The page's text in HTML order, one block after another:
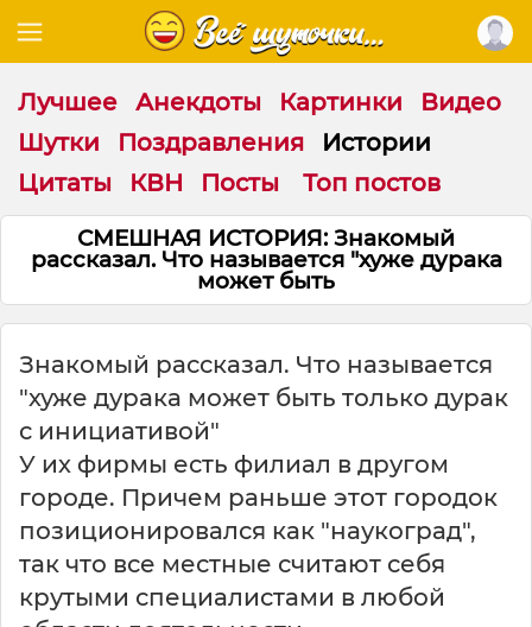
Лучшее Анекдоты Картинки
Видео
Шутки
Поздравления
Истории
Цитаты
КВН Посты Топ постов
СМЕШНАЯ ИСТОРИЯ: Знакомый
рассказал. Что называется "хуже дурака
может быть
Знакомый рассказал. Что называется
"хуже дурака может быть только дурак
с инициативой"
У их фирмы есть филиал в другом
городе. Причем раньше этот городок
позиционировался как "наукоград",
так что все местные считают себя
крутыми специалистами в любой